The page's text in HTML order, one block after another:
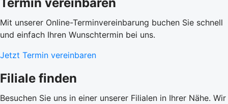
Mit unserer Online-Terminvereinbarung buchen Sie schnell
und einfach Ihren Wunschtermin bei uns.
Jetzt Termin vereinbaren
Filiale finden
Besuchen Sie uns in einer unserer Filialen in Ihrer Nähe. Wir